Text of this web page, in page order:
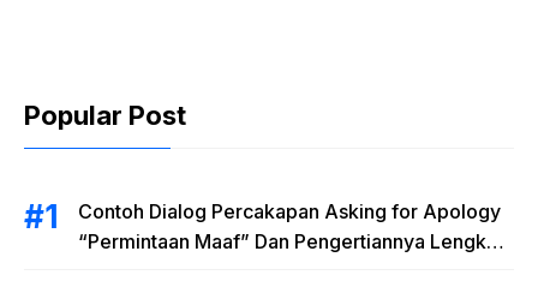
Popular Post
Contoh Dialog Percakapan Asking for Apology
“Permintaan Maaf” Dan Pengertiannya Lengkap